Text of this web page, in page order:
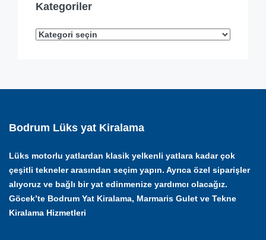
Kategoriler
Bodrum Lüks yat Kiralama
Lüks motorlu yatlardan klasik yelkenli yatlara kadar çok
çeşitli tekneler arasından seçim yapın. Ayrıca özel siparişler
alıyoruz ve bağlı bir yat edinmenize yardımcı olacağız.
Göcek’te Bodrum Yat Kiralama, Marmaris Gulet ve Tekne
Kiralama Hizmetleri